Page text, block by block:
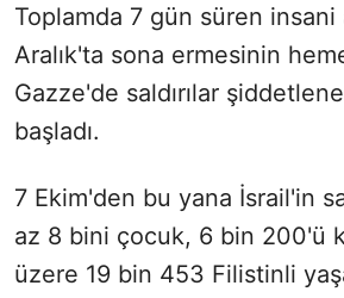
Toplamda 7 gün süren insani
Aralık'ta sona ermesinin
Gazze'de saldırılar
başladı.
7 Ekim'den bu yana İsrail'in
az 8 bini çocuk, 6 bin 200'ü
üzere 19 bin 453 Filistinli